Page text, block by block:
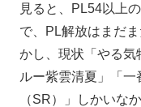
見ると、PL54以上
で、PL解放はまだ
かし、現状「やる気
ルー紫雲清夏」「
（SR）」しかいな